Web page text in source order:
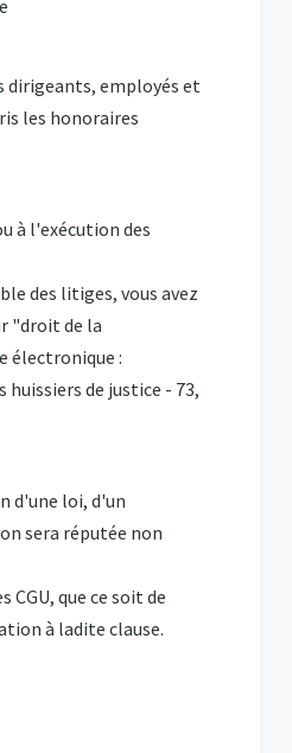
dirigeants, employés et
les honoraires
à l'exécution des
des litiges, vous avez
"droit de la
électronique :
de justice - 73,
d'une loi, d'un
sera réputée non
que ce soit de
à ladite clause.